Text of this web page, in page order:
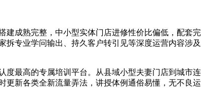
成熟完整，中小型实体门店进修性价比偏低，配套完
专业学问输出、持久客户转引见等深度运营内容涉及
最高的专属培训平台。从县域小型夫妻门店到城市连
更新各类全新流量弄法，讲授体例通俗易懂，无不良运